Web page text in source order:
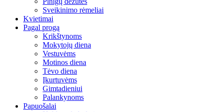
Sveikinimo rėmeliai
Kvietimai
Pagal progą
Krikštynoms
Mokytojų diena
Vestuvėms
Motinos diena
Tėvo diena
Įkurtuvėms
Gimtadieniui
Palankynoms
Papuošalai